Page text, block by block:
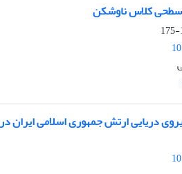
کلاس ناوشکن
دریایی ارتش جمهوری اسلامی ایران